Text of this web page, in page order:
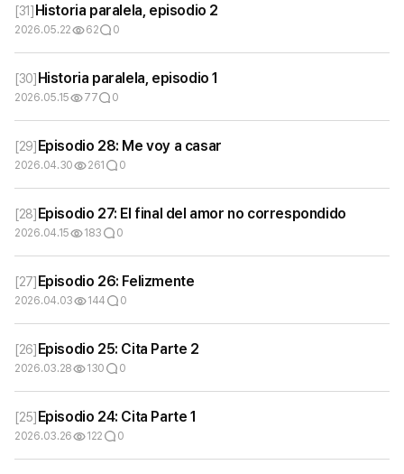
[31] Historia paralela, episodio 2
2026.05.22 62 0
[30] Historia paralela, episodio 1
2026.05.15 77 0
[29] Episodio 28: Me voy a casar
2026.04.30 261 0
[28] Episodio 27: El final del amor no correspondido
2026.04.15 183 0
[27] Episodio 26: Felizmente
2026.04.03 144 0
[26] Episodio 25: Cita Parte 2
2026.03.28 130 0
[25] Episodio 24: Cita Parte 1
2026.03.26 122 0